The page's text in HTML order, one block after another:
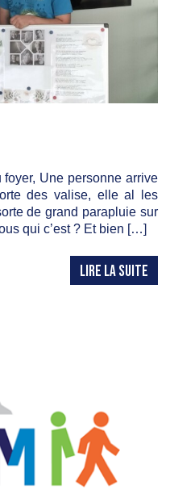
Une personne arrive
des valise, elle al les
de grand parapluie sur
qui c’est ? Et bien […]
LIRE LA SUITE